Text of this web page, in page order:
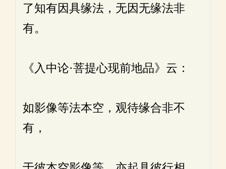
了知有因具缘法，无因无缘法非
有。
《入中论·菩提心现前地品》云：
如影像等法本空，观待缘合非不
有，